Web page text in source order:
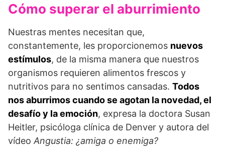
Cómo superar el aburrimiento
Nuestras mentes necesitan que,
constantemente, les proporcionemos nuevos
estímulos, de la misma manera que nuestros
organismos requieren alimentos frescos y
nutritivos para no sentimos cansadas. Todos
nos aburrimos cuando se agotan la novedad, el
desafío y la emoción, expresa la doctora Susan
Heitler, psicóloga clínica de Denver y autora del
vídeo Angustia: ¿amiga o enemiga?